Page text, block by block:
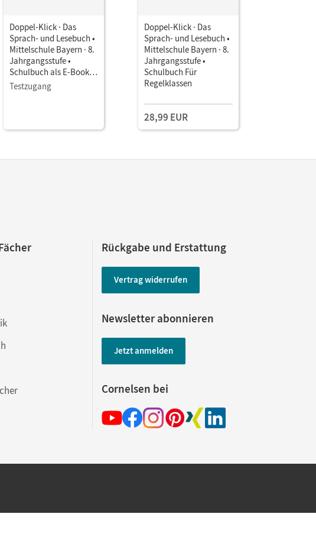
Doppel-Klick · Das
Sprach- und Lesebuch •
Mittelschule Bayern · 8.
Jahrgangsstufe •
Schulbuch als E-Book
Für Regelklassen
Testzugang
Doppel-Klick · Das
Sprach- und Lesebuch •
Mittelschule Bayern · 8.
Jahrgangsstufe •
Schulbuch Für
Regelklassen
28,99 EUR
Rückgabe und Erstattung
Vertrag widerrufen
Newsletter abonnieren
Jetzt anmelden
Cornelsen bei
wir versandkostenfrei innerhalb Deutschlands